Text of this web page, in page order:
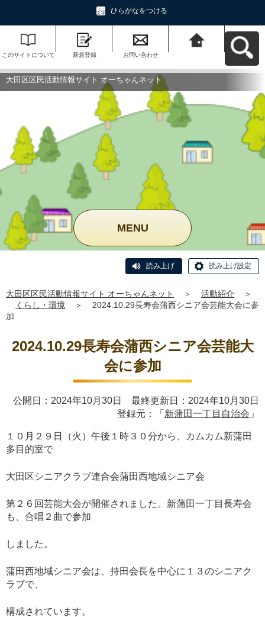
ひらがなをつける
このサイトについて 新規登録 お問い合わせ
ットへ戻る
大田区区民活動情報サイト オーちゃんネット
MENU
読み上げ 読み上げ設定
大田区区民活動情報サイト オーちゃんネット ＞ 活動紹介
＞
くらし・環境
＞
2024.10.29長寿会蒲西シニア会芸能大会に参
加
2024.10.29長寿会蒲西シニア会芸能大
会に参加
公開日：2024年10月30日 最終更新日：2024年10月30日
登録元：「 新蒲田一丁目自治会 」
１０月２９日（火）午後１時３０分から、カムカム新蒲田
多目的室で
大田区シニアクラブ連合会蒲田西地域シニア会
第２６回芸能大会が開催されました。新蒲田一丁目長寿会
も、合唱２曲で参加
しました。
蒲田西地域シニア会は、持田会長を中心に１３のシニアク
ラブで、
構成されています。